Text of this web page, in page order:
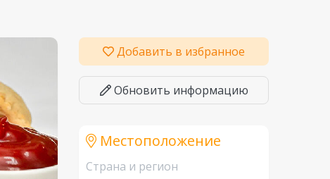
Добавить в избранное
Обновить информацию
Местоположение
Страна и регион